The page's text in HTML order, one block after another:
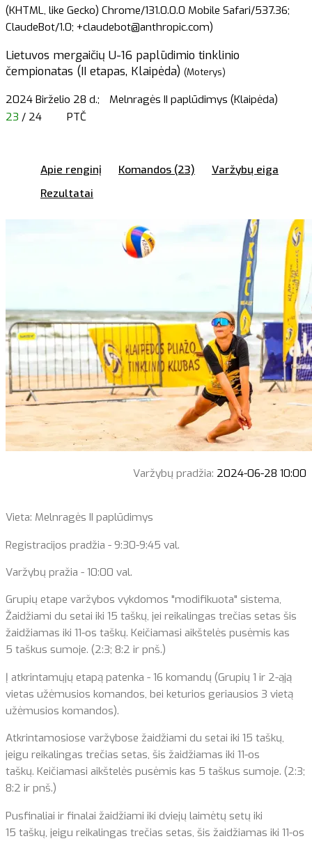
(KHTML, like Gecko) Chrome/131.0.0.0 Mobile Safari/537.36;
ClaudeBot/1.0; +claudebot@anthropic.com)
Lietuvos mergaičių U-16 paplūdimio tinklinio
čempionatas (II etapas, Klaipėda) (Moterys)
2024 Birželio 28 d.;
Melnragės II paplūdimys (Klaipėda)
23 / 24 PTČ
Apie renginį Komandos (23)
Varžybų eiga
Rezultatai
Varžybų pradžia: 2024-06-28 10:00
Vieta: Melnragės II paplūdimys
Registracijos pradžia - 9:30-9:45 val.
Varžybų pražia - 10:00 val.
Grupių etape varžybos vykdomos "modifikuota" sistema,
Žaidžiami du setai iki 15 taškų, jei reikalingas trečias setas šis
žaidžiamas iki 11-os taškų. Keičiamasi aikštelės pusėmis kas
5 taškus sumoje. (2:3; 8:2 ir pnš.)
Į atkrintamųjų etapą patenka - 16 komandų (Grupių 1 ir 2-ąją
vietas užėmusios komandos, bei keturios geriausios 3 vietą
užėmusios komandos).
Atkrintamosiose varžybose žaidžiami du setai iki 15 taškų,
jeigu reikalingas trečias setas, šis žaidžiamas iki 11-os
taškų. Keičiamasi aikštelės pusėmis kas 5 taškus sumoje. (2:3;
8:2 ir pnš.)
Pusfinaliai ir finalai žaidžiami iki dviejų laimėtų setų iki
15 taškų, jeigu reikalingas trečias setas, šis žaidžiamas iki 11-os